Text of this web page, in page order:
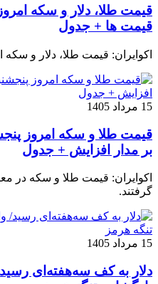
قیمت ها + جدول
اکوایران: قیمت طلا، دلار و
15 مرداد 1405
بر مدار افزایش + جدول
اکوایران: قیمت طلا و سکه در
گرفتند.
15 مرداد 1405
دلار به کف سه‌هفته‌ای